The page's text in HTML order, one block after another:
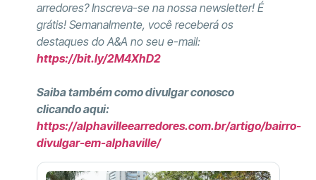
arredores? Inscreva-se na nossa newsletter! É
grátis! Semanalmente, você receberá os
destaques do A&A no seu e-mail:
https://bit.ly/2M4XhD2
Saiba também como divulgar conosco
clicando aqui:
https://alphavilleearredores.com.br/artigo/bairro-
divulgar-em-alphaville/